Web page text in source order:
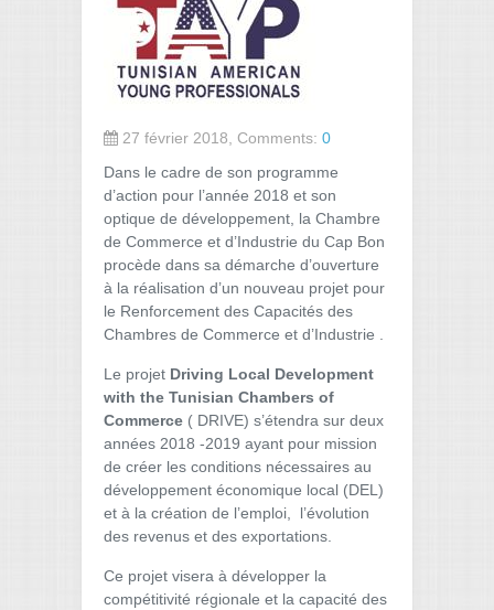
27 février 2018, Comments: 0
Dans le cadre de son programme
d’action pour l’année 2018 et son
optique de développement, la Chambre
de Commerce et d’Industrie du Cap Bon
procède dans sa démarche d’ouverture
à la réalisation d’un nouveau projet pour
le Renforcement des Capacités des
Chambres de Commerce et d’Industrie .
Le projet Driving Local Development
with the Tunisian Chambers of
Commerce ( DRIVE) s’étendra sur deux
années 2018 -2019 ayant pour mission
de créer les conditions nécessaires au
développement économique local (DEL)
et à la création de l’emploi, l’évolution
des revenus et des exportations.
Ce projet visera à développer la
compétitivité régionale et la capacité des